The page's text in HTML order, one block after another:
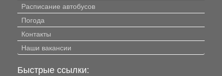
Расписание автобусов
Погода
Контакты
Наши вакансии
Быстрые ссылки: